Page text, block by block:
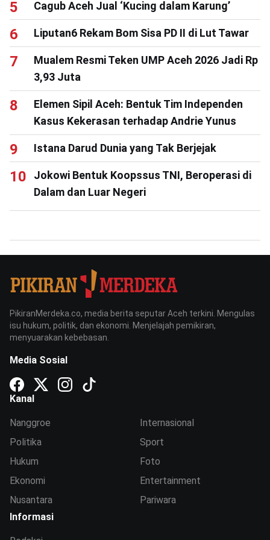
Cagub Aceh Jual ‘Kucing dalam Karung’
Liputan6 Rekam Bom Sisa PD II di Lut Tawar
Mualem Resmi Teken UMP Aceh 2026 Jadi Rp
3,93 Juta
Elemen Sipil Aceh: Bentuk Tim Independen
Kasus Kekerasan terhadap Andrie Yunus
Istana Darud Dunia yang Tak Berjejak
Jokowi Bentuk Koopssus TNI, Beroperasi di
Dalam dan Luar Negeri
PikiranMerdeka.co, media berita seputar Aceh terkini. Mengulas
isu hukum, politik, dan ekonomi. Menjelajah pemikiran,
menyuarakan kebebasan.
Media Sosial
Kanal
Nanggroe
Politika
Hukum
Ekonomi
Nusantara
Internasional
Sport
Foto
Entertainment
Pariwara
Informasi